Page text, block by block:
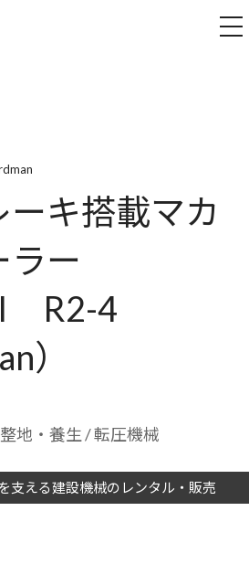
ーキ搭載マカ
ラー
R2-4
）
地・養生/ 転圧機械
支える建設機械のレンタル・販売